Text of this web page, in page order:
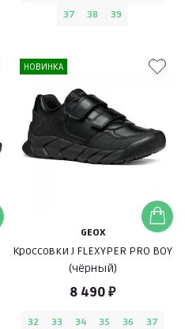
37
38 39
НОВИНКА
GEOX
Кроссовки J FLEXYPER PRO BOY
(чёрный)
8 490 ₽
32 33 34 35 36
37